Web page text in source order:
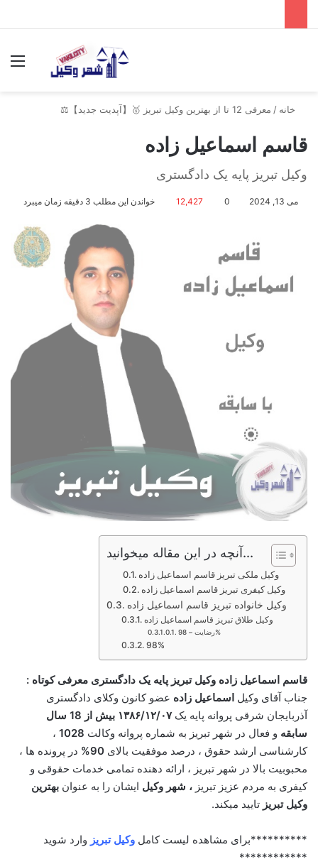
خانه / معرفی 12 تا از بهترین وکیل تبریز 🥇【آپدیت جدید】⚖️
قاسم اسماعیل زاده
وکیل تبریز پایه یک دادگستری
می 13, 2024 0
12,427 خواندن این مطلب 3 دقیقه زمان میبرد
آنچه در این مقاله میخوانید...
وکیل ملکی تبریز قاسم اسماعیل زاده
وکیل کیفری تبریز قاسم اسماعیل زاده
وکیل خانواده تبریز قاسم اسماعیل زاده
وکیل طلاق تبریز قاسم اسماعیل زاده
رضایت – 98%
98%
قاسم اسماعیل زاده وکیل تبریز پایه یک دادگستری معرفی کوتاه :
جناب آقای وکیل اسماعیل زاده عضو کانون وکلای دادگستری
آذربایجان شرقی پروانه پایه یک
۱۳۸۶/۱۲/۰۷ بیش از 18 سال
سابقه و فعال در شهر تبریز به شماره پروانه وکالت 1028 ،
کارشناسی ارشد حقوق ، درصد موفقیت بالای
در پرونده ها ،
محبوبیت بالا در شهر تبریز ، ارائه دهنده تمامی خدمات حقوقی و
کیفری به مردم عزیز تبریز ، شهر وکیل ایشان را به عنوان بهترین
وکیل تبریز تایید میکند.
**********برای مشاهده لیست کامل وکیل تبریز وارد شوید
************